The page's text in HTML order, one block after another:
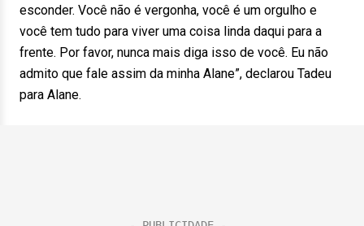
esconder. Você não é vergonha, você é um orgulho e
você tem tudo para viver uma coisa linda daqui para a
frente. Por favor, nunca mais diga isso de você. Eu não
admito que fale assim da minha Alane”, declarou Tadeu
para Alane.